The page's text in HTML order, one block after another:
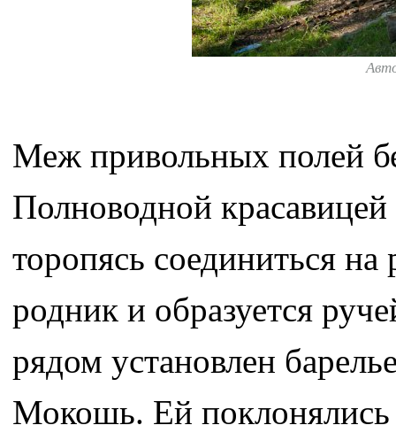
Меж привольных полей
Полноводной
торопясь соединиться
родник и образуется
рядом установлен
Мокошь. Ей поклонялись